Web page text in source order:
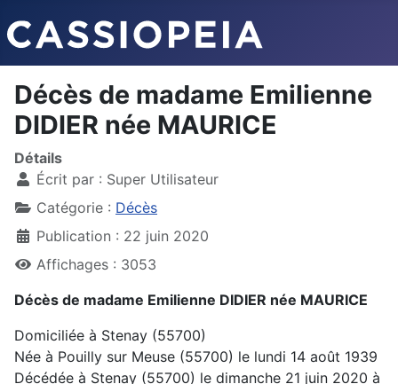
Décès de madame Emilienne
DIDIER née MAURICE
Détails
Écrit par : Super Utilisateur
Catégorie : Décès
Publication : 22 juin 2020
Affichages : 3053
Décès de madame Emilienne DIDIER née MAURICE
Domiciliée à Stenay (55700)
Née à Pouilly sur Meuse (55700) le lundi 14 août 1939
Décédée à Stenay (55700) le dimanche 21 juin 2020 à